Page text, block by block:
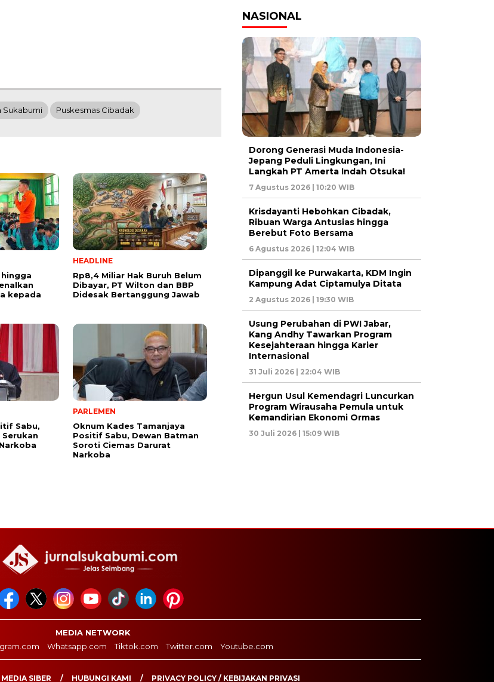
Sukabumi Puskesmas Cibadak
hingga
kepada
HEADLINE
Rp8,4 Miliar Hak Buruh Belum
Dibayar, PT Wilton dan BBP
Didesak Bertanggung Jawab
Sabu,
PARLEMEN
Oknum Kades Tamanjaya
Positif Sabu, Dewan Batman
Soroti Ciemas Darurat
Narkoba
NASIONAL
Dorong Generasi Muda Indonesia-
Jepang Peduli Lingkungan, Ini
Langkah PT Amerta Indah Otsuka!
7 Agustus 2026 | 10:20 WIB
Krisdayanti Hebohkan Cibadak,
Ribuan Warga Antusias hingga
Berebut Foto Bersama
6 Agustus 2026 | 12:04 WIB
Dipanggil ke Purwakarta, KDM Ingin
Kampung Adat Ciptamulya Ditata
2 Agustus 2026 | 19:30 WIB
Usung Perubahan di PWI Jabar,
Kang Andhy Tawarkan Program
Kesejahteraan hingga Karier
Internasional
31 Juli 2026 | 22:04 WIB
Hergun Usul Kemendagri Luncurkan
Program Wirausaha Pemula untuk
Kemandirian Ekonomi Ormas
30 Juli 2026 | 15:09 WIB
MEDIA NETWORK
Whatsapp.com Tiktok.com Twitter.com Youtube.com
SIBER HUBUNGI KAMI PRIVACY POLICY / KEBIJAKAN PRIVASI